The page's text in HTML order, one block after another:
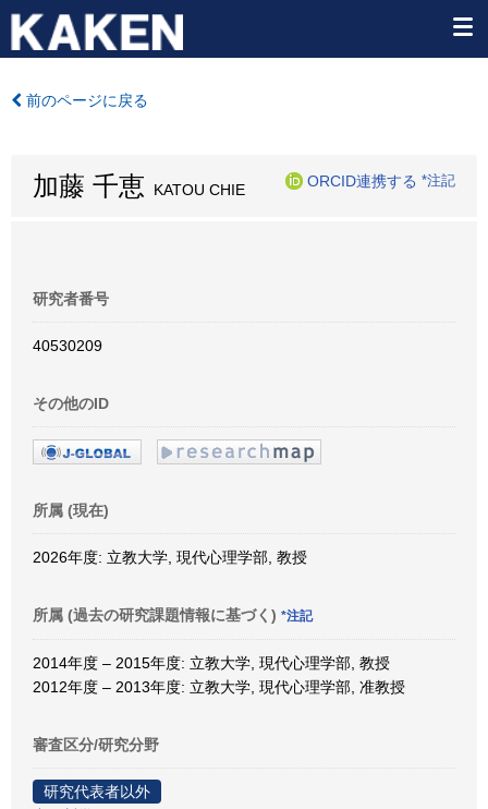
前のページに戻る
加藤 千恵 KATOU CHIE
ORCID連携する *注記
研究者番号
40530209
その他のID
所属 (現在)
2026年度: 立教大学, 現代心理学部, 教授
所属 (過去の研究課題情報に基づく) *注記
2014年度 – 2015年度: 立教大学, 現代心理学部, 教授
2012年度 – 2013年度: 立教大学, 現代心理学部, 准教授
審査区分/研究分野
研究代表者以外